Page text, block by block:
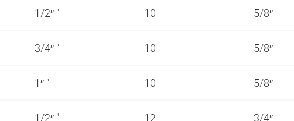
1/2″ " 10 5/8″
3/4″ " 10 5/8″
1″ " 10 5/8″
1/2″ " 12 3/4″